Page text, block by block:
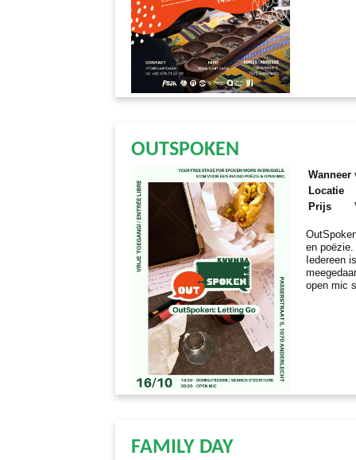
OUTSPOKEN
Wanneer
Locatie
Prijs
en
Iedereen
open mic
FAMILY DAY